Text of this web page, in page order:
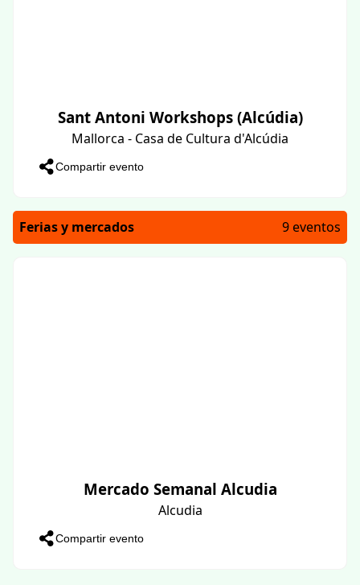
Sant Antoni Workshops (Alcúdia)
Mallorca - Casa de Cultura d'Alcúdia
Compartir evento
Ferias y mercados 9 eventos
Mercado Semanal Alcudia
Alcudia
Compartir evento